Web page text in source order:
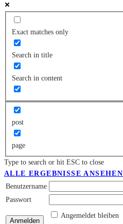
Exact matches only
Search in title
Search in content
post
page
Type to search or hit ESC to close
ALLE ERGEBNISSE ANSEHEN
Benutzername
Passwort
Angemeldet bleiben